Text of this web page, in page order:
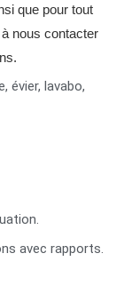
que pour tout
nous contacter
évier, lavabo,
avec rapports.